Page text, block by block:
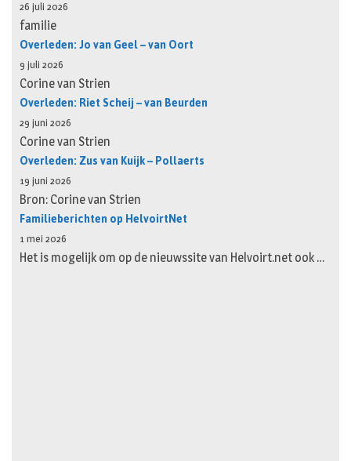
26 juli 2026
familie
Overleden: Jo van Geel – van Oort
9 juli 2026
Corine van Strien
Overleden: Riet Scheij – van Beurden
29 juni 2026
Corine van Strien
Overleden: Zus van Kuijk – Pollaerts
19 juni 2026
Bron: Corine van Strien
Familieberichten op HelvoirtNet
1 mei 2026
Het is mogelijk om op de nieuwssite van Helvoirt.net ook …